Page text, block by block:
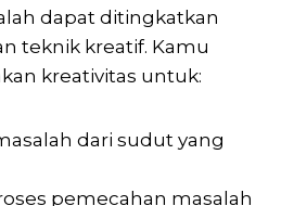
dapat ditingkatkan
teknik kreatif. Kamu
kreativitas untuk:
dari sudut yang
pemecahan masalah